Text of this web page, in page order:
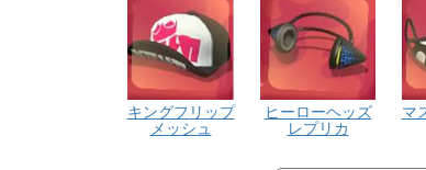
キングフリップ
メッシュ
ヒーローヘッズ
レプリカ
マ